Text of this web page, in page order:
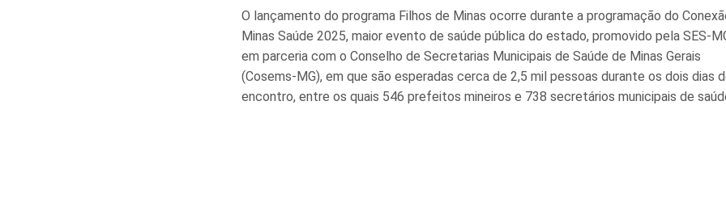
O lançamento do programa Filhos de Minas ocorre durante a programação do
Minas Saúde 2025, maior evento de saúde pública do estado, promovido pela SES-
em parceria com o Conselho de Secretarias Municipais de Saúde de Minas Gerais
(Cosems-MG), em que são esperadas cerca de 2,5 mil pessoas durante os dois dias
encontro, entre os quais 546 prefeitos mineiros e 738 secretários municipais de